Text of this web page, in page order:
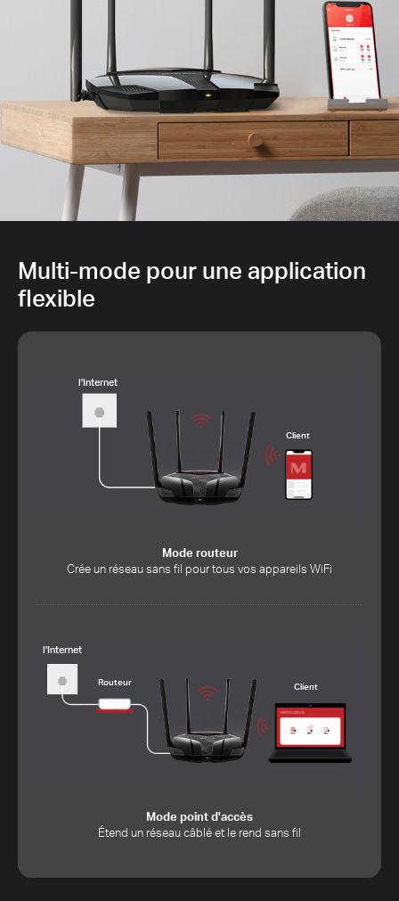
Multi-mode pour une application
flexible
l'Internet
Client
Mode routeur
Crée un réseau sans fil pour tous vos appareils WiFi
l'Internet
Routeur Client
Mode point d'accès
Étend un réseau câblé et le rend sans fil